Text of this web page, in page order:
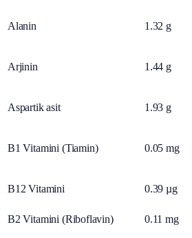
Alanin 1.32 g
Arjinin 1.44 g
Aspartik asit 1.93 g
B1 Vitamini (Tiamin) 0.05 mg
B12 Vitamini 0.39 µg
B2 Vitamini (Riboflavin) 0.11 mg